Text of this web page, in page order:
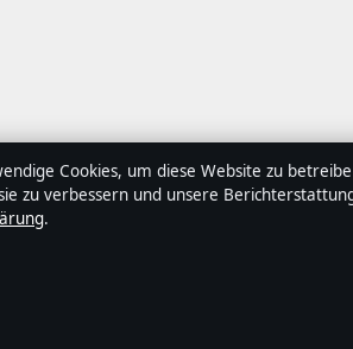
Cookies, um diese Website zu
zu verbessern und unsere
.